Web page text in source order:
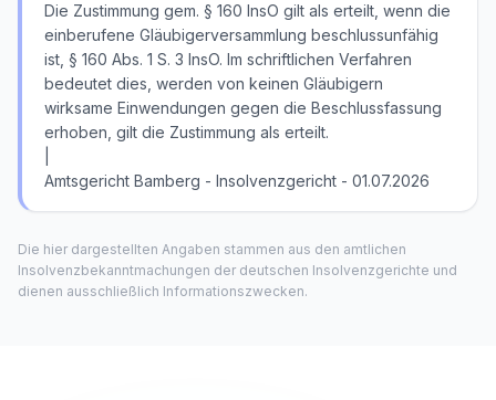
Die Zustimmung gem. § 160 InsO gilt als erteilt, wenn die
einberufene Gläubigerversammlung beschlussunfähig
ist, § 160 Abs. 1 S. 3 InsO. Im schriftlichen Verfahren
bedeutet dies, werden von keinen Gläubigern
wirksame Einwendungen gegen die Beschlussfassung
erhoben, gilt die Zustimmung als erteilt.
Amtsgericht Bamberg - Insolvenzgericht - 01.07.2026
Die hier dargestellten Angaben stammen aus den amtlichen
Insolvenzbekanntmachungen der deutschen Insolvenzgerichte und
dienen ausschließlich Informationszwecken.